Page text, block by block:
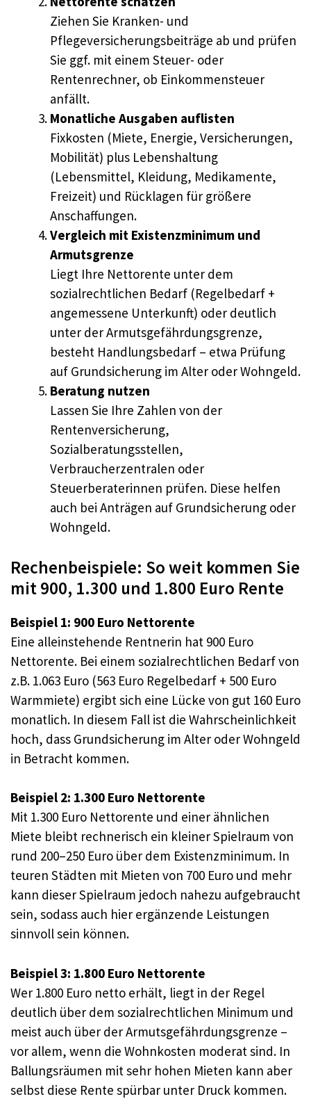
Ziehen Sie Kranken- und
Pflegeversicherungsbeiträge ab und prüfen
Sie ggf. mit einem Steuer- oder
Rentenrechner, ob Einkommensteuer
anfällt.
Monatliche Ausgaben auflisten
Fixkosten (Miete, Energie, Versicherungen,
Mobilität) plus Lebenshaltung
(Lebensmittel, Kleidung, Medikamente,
Freizeit) und Rücklagen für größere
Anschaffungen.
Vergleich mit Existenzminimum und
Armutsgrenze
Liegt Ihre Nettorente unter dem
sozialrechtlichen Bedarf (Regelbedarf +
angemessene Unterkunft) oder deutlich
unter der Armutsgefährdungsgrenze,
besteht Handlungsbedarf – etwa Prüfung
auf Grundsicherung im Alter oder Wohngeld.
Beratung nutzen
Lassen Sie Ihre Zahlen von der
Rentenversicherung,
Sozialberatungsstellen,
Verbraucherzentralen oder
Steuerberaterinnen prüfen. Diese helfen
auch bei Anträgen auf Grundsicherung oder
Wohngeld.
Rechenbeispiele: So weit kommen Sie
mit 900, 1.300 und 1.800 Euro Rente
Beispiel 1: 900 Euro Nettorente
Eine alleinstehende Rentnerin hat 900 Euro
Nettorente. Bei einem sozialrechtlichen Bedarf von
z.B. 1.063 Euro (563 Euro Regelbedarf + 500 Euro
Warmmiete) ergibt sich eine Lücke von gut 160 Euro
monatlich. In diesem Fall ist die Wahrscheinlichkeit
hoch, dass Grundsicherung im Alter oder Wohngeld
in Betracht kommen.
Beispiel 2: 1.300 Euro Nettorente
Mit 1.300 Euro Nettorente und einer ähnlichen
Miete bleibt rechnerisch ein kleiner Spielraum von
rund 200–250 Euro über dem Existenzminimum. In
teuren Städten mit Mieten von 700 Euro und mehr
kann dieser Spielraum jedoch nahezu aufgebraucht
sein, sodass auch hier ergänzende Leistungen
sinnvoll sein können.
Beispiel 3: 1.800 Euro Nettorente
Wer 1.800 Euro netto erhält, liegt in der Regel
deutlich über dem sozialrechtlichen Minimum und
meist auch über der Armutsgefährdungsgrenze –
vor allem, wenn die Wohnkosten moderat sind. In
Ballungsräumen mit sehr hohen Mieten kann aber
selbst diese Rente spürbar unter Druck kommen.